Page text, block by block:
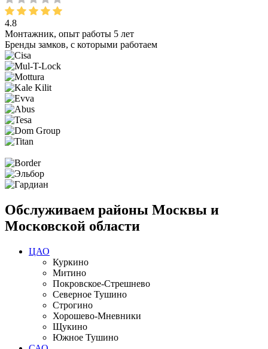
4.8
Монтажник, опыт работы 5 лет
Бренды замков, с которыми работаем
Обслуживаем районы Москвы и
Московской области
ЦАО
Куркино
Митино
Покровское-Стрешнево
Северное Тушино
Строгино
Хорошево-Мневники
Щукино
Южное Тушино